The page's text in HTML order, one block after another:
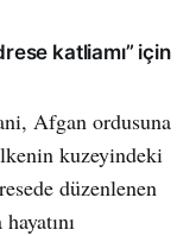
katliamı” için
Afgan ordusuna
kuzeyindeki
düzenlenen